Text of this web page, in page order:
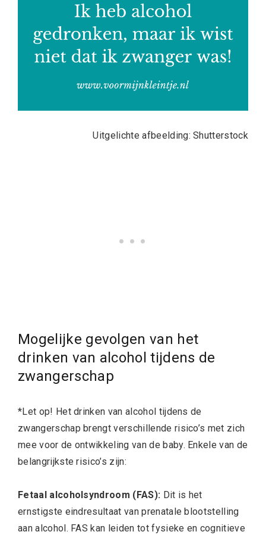
Uitgelichte afbeelding: Shutterstock
Mogelijke gevolgen van het
drinken van alcohol tijdens de
zwangerschap
*Let op! Het drinken van alcohol tijdens de
zwangerschap brengt verschillende risico’s met zich
mee voor de ontwikkeling van de baby. Enkele van de
belangrijkste risico’s zijn:
Fetaal alcoholsyndroom (FAS): Dit is het
ernstigste eindresultaat van prenatale blootstelling
aan alcohol. FAS kan leiden tot fysieke en cognitieve